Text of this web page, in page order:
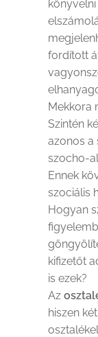
fordított
Mekkora
Szintén
azonos a
szocho-
Ennek
szociális
Hogyan
kifizetőt
is ezek?
Az
hiszen